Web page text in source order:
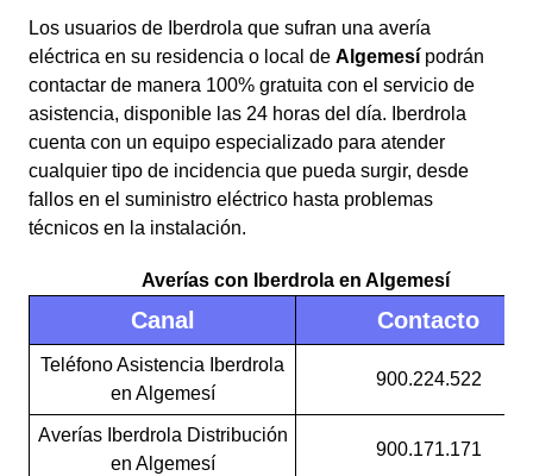
Los usuarios de Iberdrola que sufran una avería
eléctrica en su residencia o local de Algemesí podrán
contactar de manera 100% gratuita con el servicio de
asistencia, disponible las 24 horas del día. Iberdrola
cuenta con un equipo especializado para atender
cualquier tipo de incidencia que pueda surgir, desde
fallos en el suministro eléctrico hasta problemas
técnicos en la instalación.
Averías con Iberdrola en Algemesí
Canal Contacto
Teléfono Asistencia Iberdrola
en Algemesí
900.224.522
Averías Iberdrola Distribución
en Algemesí
900.171.171